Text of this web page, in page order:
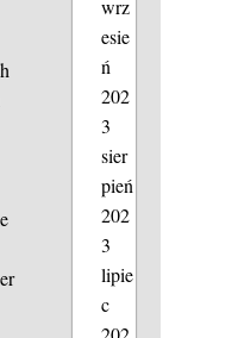
wrz
esie
ń
202
3
sier
pień
202
3
lipie
c